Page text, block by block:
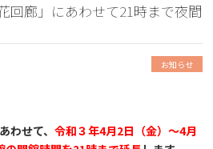
回廊」にあわせて21時まで夜間
お知らせ
わせて、令和３年4月2日（金）～4月